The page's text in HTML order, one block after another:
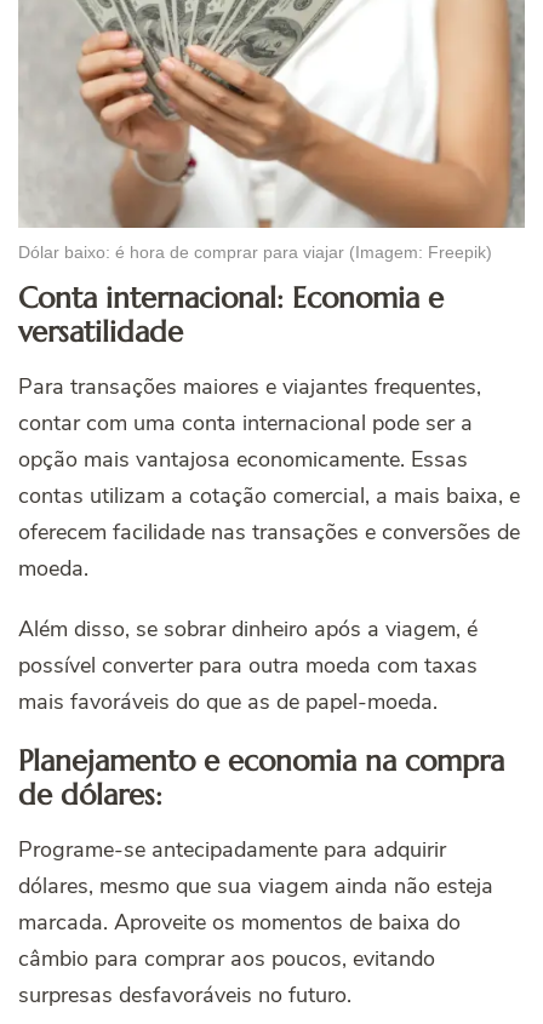
Dólar baixo: é hora de comprar para viajar (Imagem: Freepik)
Conta internacional: Economia e
versatilidade
Para transações maiores e viajantes frequentes,
contar com uma conta internacional pode ser a
opção mais vantajosa economicamente. Essas
contas utilizam a cotação comercial, a mais baixa, e
oferecem facilidade nas transações e conversões de
moeda.
Além disso, se sobrar dinheiro após a viagem, é
possível converter para outra moeda com taxas
mais favoráveis do que as de papel-moeda.
Planejamento e economia na compra
de dólares:
Programe-se antecipadamente para adquirir
dólares, mesmo que sua viagem ainda não esteja
marcada. Aproveite os momentos de baixa do
câmbio para comprar aos poucos, evitando
surpresas desfavoráveis no futuro.